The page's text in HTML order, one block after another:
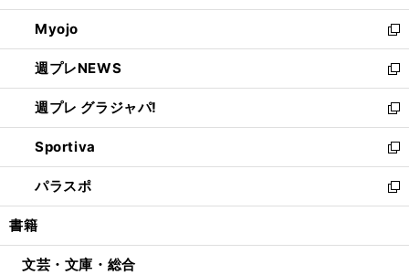
開
く
ウ
で
開
く
ン
ド
ウ
で
開
く
ウ
ィ
ン
ド
ウ
で
開
く
Myojo
新
し
い
ウ
ィ
ン
ド
ウ
で
開
週プレNEWS
新
し
い
ウ
ィ
ン
ド
ウ
開
週プレ グラジャパ!
新
し
い
ウ
ィ
ン
ウ
Sportiva
新
し
い
ウ
ン
パラスポ
新
し
ウ
書籍
文芸・文庫・総合